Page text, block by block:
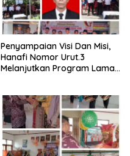
Penyampaian Visi Dan Misi,
Hanafi Nomor Urut.3
Melanjutkan Program Lama